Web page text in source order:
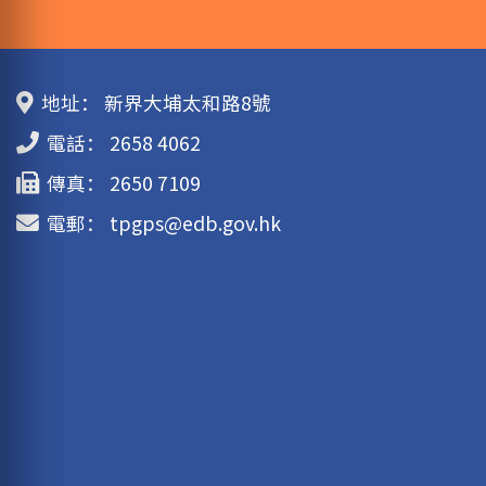
地址：
新界大埔太和路8號
電話：
2658 4062
傳真：
2650 7109
電郵：
tpgps@edb.gov.hk